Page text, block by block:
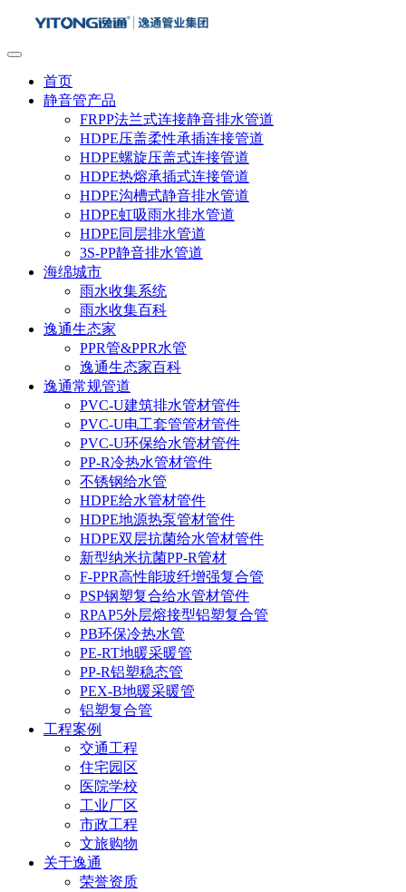
首页
静音管产品
FRPP法兰式连接静音排水管道
HDPE压盖柔性承插连接管道
HDPE螺旋压盖式连接管道
HDPE热熔承插式连接管道
HDPE沟槽式静音排水管道
HDPE虹吸雨水排水管道
HDPE同层排水管道
3S-PP静音排水管道
海绵城市
雨水收集系统
雨水收集百科
逸通生态家
PPR管&PPR水管
逸通生态家百科
逸通常规管道
PVC-U建筑排水管材管件
PVC-U电工套管管材管件
PVC-U环保给水管材管件
PP-R冷热水管材管件
不锈钢给水管
HDPE给水管材管件
HDPE地源热泵管材管件
HDPE双层抗菌给水管材管件
新型纳米抗菌PP-R管材
F-PPR高性能玻纤增强复合管
PSP钢塑复合给水管材管件
RPAP5外层熔接型铝塑复合管
PB环保冷热水管
PE-RT地暖采暖管
PP-R铝塑稳态管
PEX-B地暖采暖管
铝塑复合管
工程案例
交通工程
住宅园区
医院学校
工业厂区
市政工程
文旅购物
关于逸通
荣誉资质